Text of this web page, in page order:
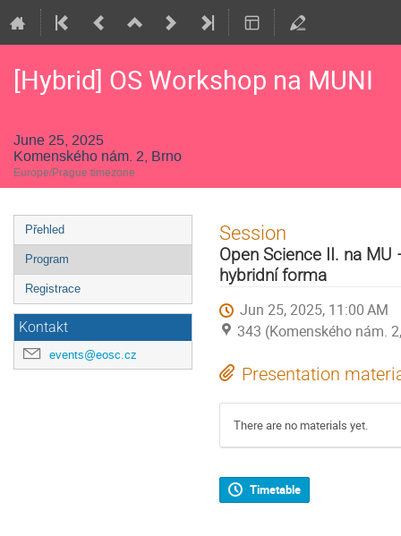
[Hybrid] OS Workshop na MUNI
June 25, 2025
Komenského nám. 2, Brno
Europe/Prague timezone
Event
menu
Přehled
Program
Registrace
Kontakt
events@eosc.cz
Session
Open Science II. na
hybridní forma
Jun 25, 2025, 11:00 AM
343 (Komenského nám.
Presentation
There are no materials yet.
Timetable